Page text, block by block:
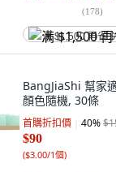
(178)
满 $1,500 再省
BangJiaShi 幫家
顏色隨機, 30條
首購折扣價 40%
$90
($3.00/1個)